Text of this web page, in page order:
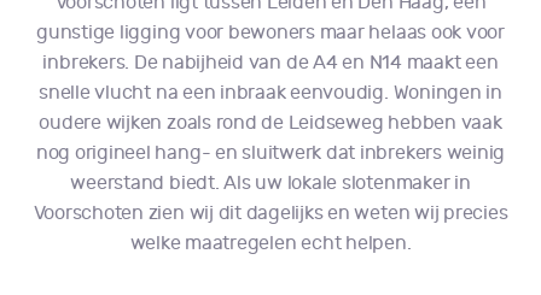
gunstige ligging voor bewoners maar helaas ook voor
inbrekers. De nabijheid van de A4 en N14 maakt een
snelle vlucht na een inbraak eenvoudig. Woningen in
oudere wijken zoals rond de Leidseweg hebben vaak
nog origineel hang- en sluitwerk dat inbrekers weinig
weerstand biedt. Als uw lokale slotenmaker in
Voorschoten zien wij dit dagelijks en weten wij precies
welke maatregelen echt helpen.